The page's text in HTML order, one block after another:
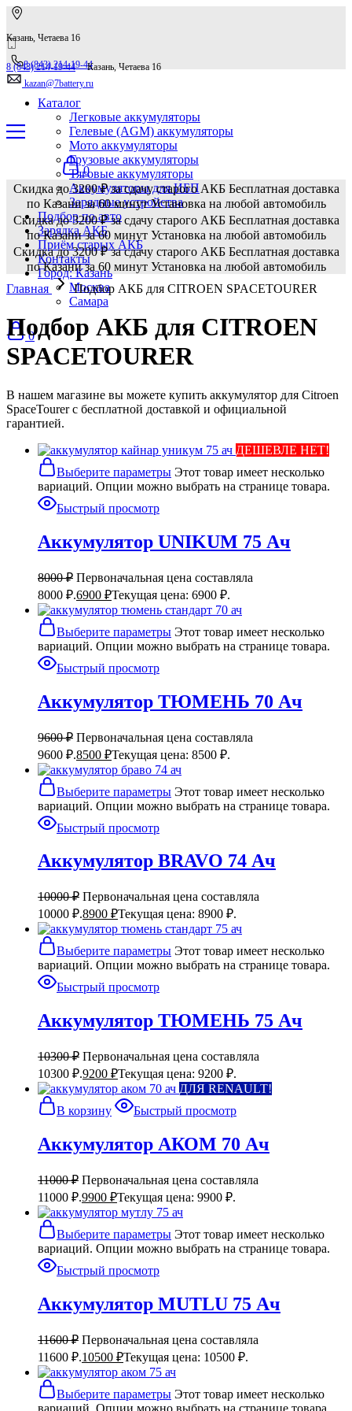
Казань, Четаева 16
8 (843) 214-19-44
kazan@7battery.ru
8 (843) 214-19-44Казань, Четаева 16
Каталог
Легковые аккумуляторы
Гелевые (AGM) аккумуляторы
Мото аккумуляторы
Грузовые аккумуляторы
Тяговые аккумуляторы
Аккумуляторы для ИБП
Зарядные устройства
Подбор по авто
Зарядка АКБ
Приём старых АКБ
Контакты
Город: Казань
Москва
Самара
0
0
Скидка до 3200 ₽ за сдачу старого АКБ Бесплатная доставка
по Казани за 60 минут Установка на любой автомобиль
Скидка до 3200 ₽ за сдачу старого АКБ Бесплатная доставка
по Казани за 60 минут Установка на любой автомобиль
Скидка до 3200 ₽ за сдачу старого АКБ Бесплатная доставка
по Казани за 60 минут Установка на любой автомобиль
Главная
Подбор АКБ для CITROEN SPACETOURER
Подбор АКБ для CITROEN
SPACETOURER
В нашем магазине вы можете купить аккумулятор для Citroen
SpaceTourer с бесплатной доставкой и официальной
гарантией.
ДЕШЕВЛЕ НЕТ!
Выберите параметры Этот товар имеет несколько
вариаций. Опции можно выбрать на странице товара.
Быстрый просмотр
Аккумулятор UNIKUM 75 Ач
8000₽ Первоначальная цена составляла
8000 ₽.6900 ₽Текущая цена: 6900 ₽.
Выберите параметры Этот товар имеет несколько
вариаций. Опции можно выбрать на странице товара.
Быстрый просмотр
Аккумулятор ТЮМЕНЬ 70 Ач
9600₽ Первоначальная цена составляла
9600 ₽.8500 ₽Текущая цена: 8500 ₽.
Выберите параметры Этот товар имеет несколько
вариаций. Опции можно выбрать на странице товара.
Быстрый просмотр
Аккумулятор BRAVO 74 Ач
10000₽ Первоначальная цена составляла
10000 ₽.8900 ₽Текущая цена: 8900 ₽.
Выберите параметры Этот товар имеет несколько
вариаций. Опции можно выбрать на странице товара.
Быстрый просмотр
Аккумулятор ТЮМЕНЬ 75 Ач
10300₽ Первоначальная цена составляла
10300 ₽.9200 ₽Текущая цена: 9200 ₽.
ДЛЯ RENAULT!
В корзину
Быстрый просмотр
Аккумулятор АКОМ 70 Ач
11000₽ Первоначальная цена составляла
11000 ₽.9900 ₽Текущая цена: 9900 ₽.
Выберите параметры Этот товар имеет несколько
вариаций. Опции можно выбрать на странице товара.
Быстрый просмотр
Аккумулятор MUTLU 75 Ач
11600₽ Первоначальная цена составляла
11600 ₽.10500 ₽Текущая цена: 10500 ₽.
Выберите параметры Этот товар имеет несколько
вариаций. Опции можно выбрать на странице товара.